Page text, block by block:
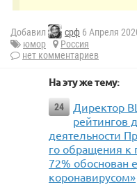
Добавил срф 6 Апреля
юмор
Россия
нет комментариев
На эту же тему:
24
Директор
рейтингов
деятельности
го обращения к
72% обоснован
коронавирусом»